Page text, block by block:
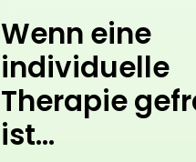
Wenn eine
individuelle
Therapie
ist...